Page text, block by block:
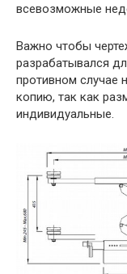
всевозможные
Важно чтобы
разрабатывался
противном случае
копию, так как
индивидуальные.